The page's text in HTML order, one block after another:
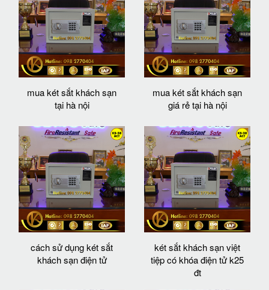
mua két sắt khách sạn
tại hà nội
mua két sắt khách sạn
giá rẻ tại hà nội
cách sử dụng két sắt
khách sạn điện tử
két sắt khách sạn việt
tiệp có khóa điện tử k25
đt